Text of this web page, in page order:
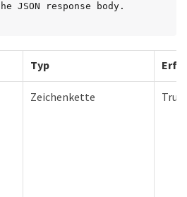
JSON response body.
Typ
Zeichenkette True